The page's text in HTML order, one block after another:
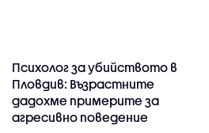
Психолог за убийството в
Пловдив: Възрастните
дадохме примерите за
агресивно поведение